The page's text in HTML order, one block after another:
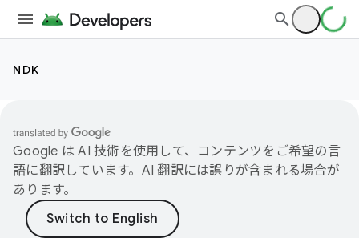
NDK
Google は AI 技術を使用して、コンテンツをご希望の言
語に翻訳しています。AI 翻訳には誤りが含まれる場合が
あります。